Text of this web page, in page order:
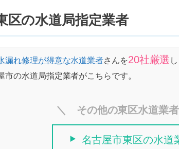
区の水道局指定業者
漏れ修理が得意な水道業者さんを20社厳選
市の水道局指定業者がこちらです。
＼ その他の東区水道業
名古屋市東区の水道